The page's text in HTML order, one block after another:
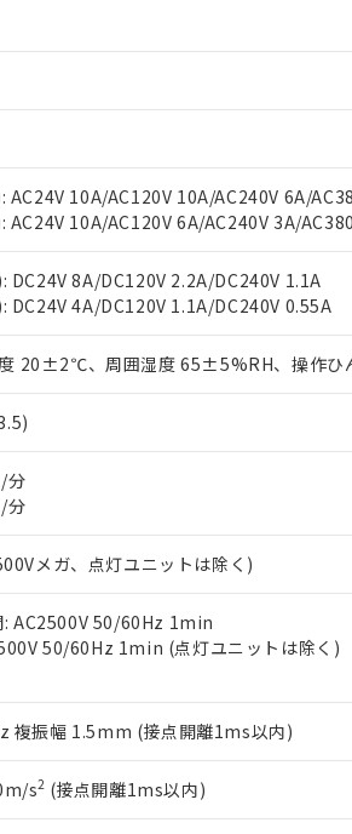
AC24V 10A/AC120V 10A/AC240V 6A/
AC24V 10A/AC120V 6A/AC240V 3A/
DC24V 8A/DC120V 2.2A/DC240V 1.1A
DC24V 4A/DC120V 1.1A/DC240V 0.55A
度 20±2℃、周囲湿度 65±5%RH、操作ひ
分
分
メガ、点灯ユニットは除く)
: AC2500V 50/60Hz 1min
50/60Hz 1min (点灯ユニットは除く)
複振幅 1.5mm (接点開離1ms以内)
s2 (接点開離1ms以内)
読みいただき、同意のうえご利用ください
スは、当社制御機器事業取扱商品の当社在
す。
機器事業取扱商品の中には、本サービスの
および標準価格照会結果は、記載している
、閲覧された時点での実際の在庫および標
期状況および標準価格はお客様のお取引先
員にご相談ください。
制御機器販売店や当社販売拠点は「販売ネ
および標準価格結果を当社の事前の承諾な
があります。
ウェブサイト上で当社にご登録された部
の製品・サービスに関するお客様との取引
同利用者とは、"個人情報の共同利用に
を指します。
EU RoHS指令（10物質）の非含有に非対
EU RoHS指令（10物質）の非含有の対応
センス料など無形物で、有害物質有無と関
により、非含有部品としていたものが、
下、 水銀(Hg) 1000ppm以下、 カドミウム(Cd)
1000ppm以下、ポリ臭化ビフェニル類(PBB)
チルヘキシル) (DEHP)(別名：DOP) 1000ppm以下、
以下、フタル酸ジイソブチル (DIBP) 1000ppm以下
産業用監視および制御機器に対する適用除外項目は除く
の４物質については閾値を超える意図的な使用がない
月
替え状況などにより、予定月が前後するこ
書ダウンロード
明書をダウンロードすることができます。
10物質）の非含有証明書
証明書（当社基準）
行日時点で非含有を証明するもので、過
令のフタル酸エステル類４物質の対応で
ら備考欄に対応日を記載しておりました。
応品への在庫切替を完了していることか
質材料含有率が中国RoHSの基準値以下で
質材料含有率が中国RoHSの基準値を超え
です。当社販売部門へお問い合わせくだ
の基準値 (GB/T26572)：
Hg(水銀) : 1000ppm、 Cd(カドミウム) : 100ppm、
1000ppm、 PBBs(ポリ臭化ビフェニル類) : 1000ppm
チル) : 1000ppm、 DIBP(フタル酸ジイソブチル) :
使用期限
質（10物質）のすべてが基準値以下であ
使用状況下において有害物質が外部に漏
です。当社販売部門へお問い合わせくださ
これら貴社製品のうち、外国為替および外
出または国外への提供する場合は、日本国
要な手続きをとります。
社製品を、核兵器、ミサイル、化学兵器、
切使用いたしません。
貴社製品を第三者に販売する場合は、上記
は、販売先および販売に係わる関係者が違
。
数以上の在庫あり
数には満たないが在庫あり
なし(最新の在庫状況については、お客様
販売店・当社販売員にご確認ください)
生産機種、また在庫状況の情報を公開して